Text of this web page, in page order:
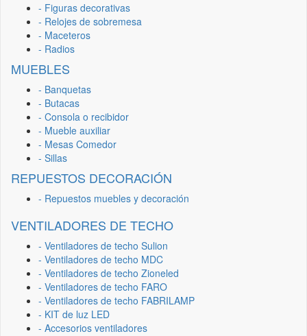
- Figuras decorativas
- Relojes de sobremesa
- Maceteros
- Radios
MUEBLES
- Banquetas
- Butacas
- Consola o recibidor
- Mueble auxiliar
- Mesas Comedor
- Sillas
REPUESTOS DECORACIÓN
- Repuestos muebles y decoración
VENTILADORES DE TECHO
- Ventiladores de techo Sulion
- Ventiladores de techo MDC
- Ventiladores de techo Zioneled
- Ventiladores de techo FARO
- Ventiladores de techo FABRILAMP
- KIT de luz LED
- Accesorios ventiladores